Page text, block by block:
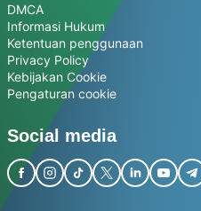
DMCA
Informasi Hukum
Ketentuan penggunaan
Privacy Policy
Kebijakan Cookie
Pengaturan cookie
Social media